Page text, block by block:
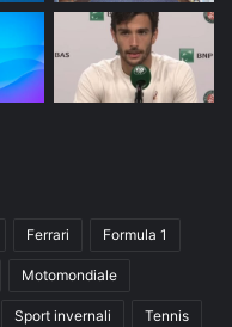
Ferrari Formula 1
Motomondiale
Sport invernali Tennis